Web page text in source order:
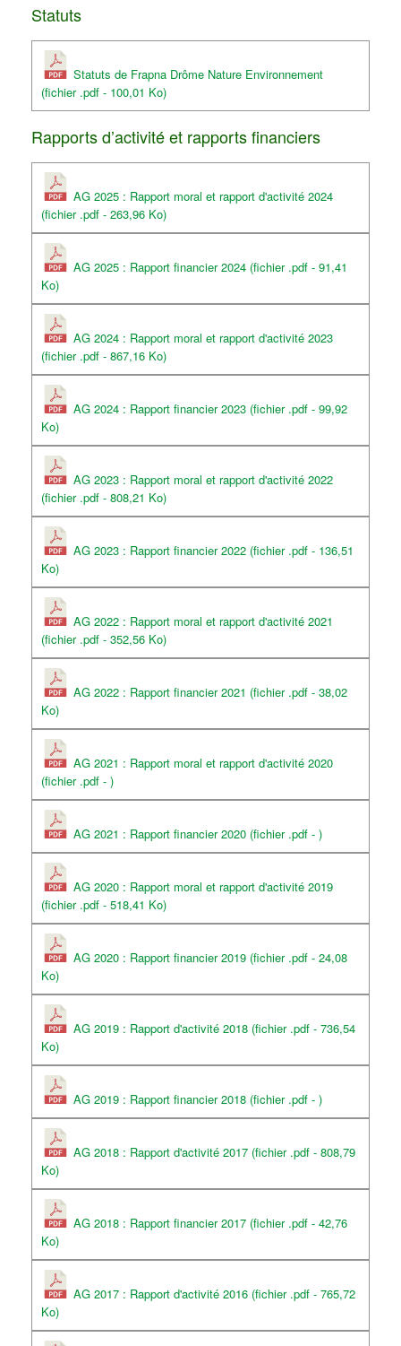
Statuts
Statuts de Frapna Drôme Nature Environnement
(fichier .pdf - 100,01 Ko)
Rapports d’activité et rapports financiers
AG 2025 : Rapport moral et rapport d'activité 2024
(fichier .pdf - 263,96 Ko)
AG 2025 : Rapport financier 2024 (fichier .pdf - 91,41
Ko)
AG 2024 : Rapport moral et rapport d'activité 2023
(fichier .pdf - 867,16 Ko)
AG 2024 : Rapport financier 2023 (fichier .pdf - 99,92
Ko)
AG 2023 : Rapport moral et rapport d'activité 2022
(fichier .pdf - 808,21 Ko)
AG 2023 : Rapport financier 2022 (fichier .pdf - 136,51
Ko)
AG 2022 : Rapport moral et rapport d'activité 2021
(fichier .pdf - 352,56 Ko)
AG 2022 : Rapport financier 2021 (fichier .pdf - 38,02
Ko)
AG 2021 : Rapport moral et rapport d'activité 2020
(fichier .pdf - )
AG 2021 : Rapport financier 2020 (fichier .pdf - )
AG 2020 : Rapport moral et rapport d'activité 2019
(fichier .pdf - 518,41 Ko)
AG 2020 : Rapport financier 2019 (fichier .pdf - 24,08
Ko)
AG 2019 : Rapport d'activité 2018 (fichier .pdf - 736,54
Ko)
AG 2019 : Rapport financier 2018 (fichier .pdf - )
AG 2018 : Rapport d'activité 2017 (fichier .pdf - 808,79
Ko)
AG 2018 : Rapport financier 2017 (fichier .pdf - 42,76
Ko)
AG 2017 : Rapport d'activité 2016 (fichier .pdf - 765,72
Ko)